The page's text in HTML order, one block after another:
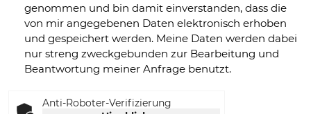
genommen und bin damit einverstanden, dass die
von mir angegebenen Daten elektronisch erhoben
und gespeichert werden. Meine Daten werden dabei
nur streng zweckgebunden zur Bearbeitung und
Beantwortung meiner Anfrage benutzt.
Anti-Roboter-Verifizierung